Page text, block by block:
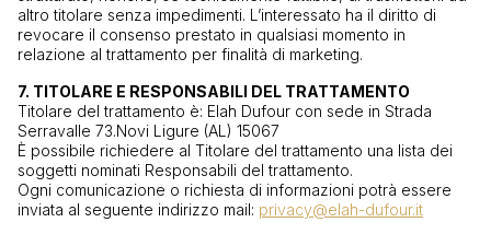
altro titolare senza impedimenti. L’interessato ha il diritto di
revocare il consenso prestato in qualsiasi momento in
relazione al trattamento per finalità di marketing.
7. TITOLARE E RESPONSABILI DEL TRATTAMENTO
Titolare del trattamento è: Elah Dufour con sede in Strada
Serravalle 73.Novi Ligure (AL) 15067
È possibile richiedere al Titolare del trattamento una lista dei
soggetti nominati Responsabili del trattamento.
Ogni comunicazione o richiesta di informazioni potrà essere
inviata al seguente indirizzo mail: privacy@elah-dufour.it